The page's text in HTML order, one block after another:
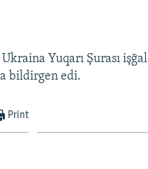
Yuqarı Şurası işğal
bildirgen edi.​
Print